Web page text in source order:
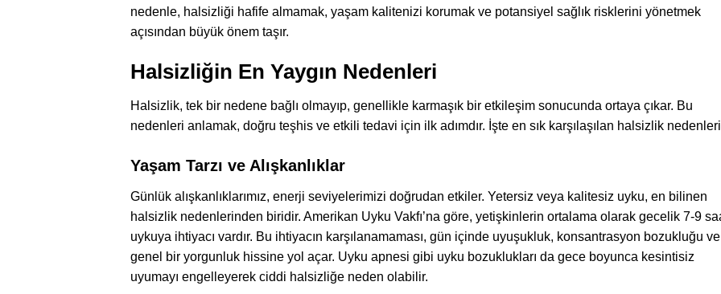
nedenle, halsizliği hafife almamak, yaşam kalitenizi korumak ve potansiyel sağlık risklerini yönetmek
açısından büyük önem taşır.
Halsizliğin En Yaygın Nedenleri
Halsizlik, tek bir nedene bağlı olmayıp, genellikle karmaşık bir etkileşim sonucunda ortaya çıkar. Bu
nedenleri anlamak, doğru teşhis ve etkili tedavi için ilk adımdır. İşte en sık karşılaşılan halsizlik
Yaşam Tarzı ve Alışkanlıklar
Günlük alışkanlıklarımız, enerji seviyelerimizi doğrudan etkiler. Yetersiz veya kalitesiz uyku, en bilinen
halsizlik nedenlerinden biridir. Amerikan Uyku Vakfı’na göre, yetişkinlerin ortalama olarak gecelik 7-9
uykuya ihtiyacı vardır. Bu ihtiyacın karşılanamaması, gün içinde uyuşukluk, konsantrasyon bozukluğu ve
genel bir yorgunluk hissine yol açar. Uyku apnesi gibi uyku bozuklukları da gece boyunca kesintisiz
uyumayı engelleyerek ciddi halsizliğe neden olabilir.